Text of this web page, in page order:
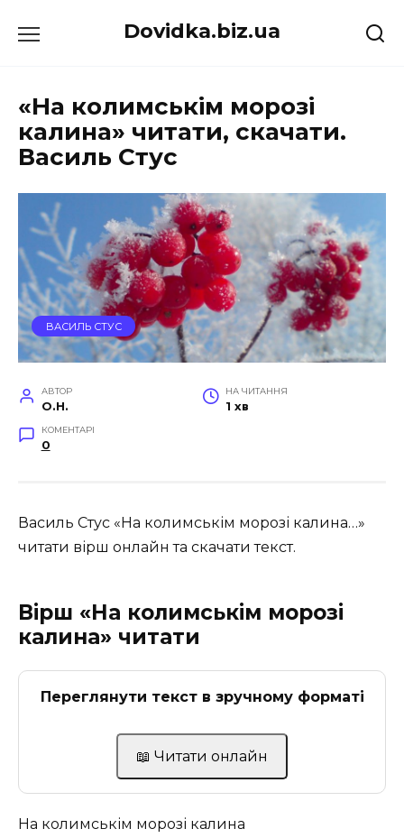
до
Dovidka.biz.ua
«На колимськім морозі
калина» читати, скачати.
Василь Стус
ВАСИЛЬ СТУС
АВТОР
O.H.
НА ЧИТАННЯ
1 хв
КОМЕНТАРІ
0
Василь Стус «На колимськім морозі калина…»
читати вірш онлайн та скачати текст.
Вірш «На колимськім морозі
калина» читати
Переглянути текст в зручному форматі
📖 Читати онлайн
На колимськім морозі калина